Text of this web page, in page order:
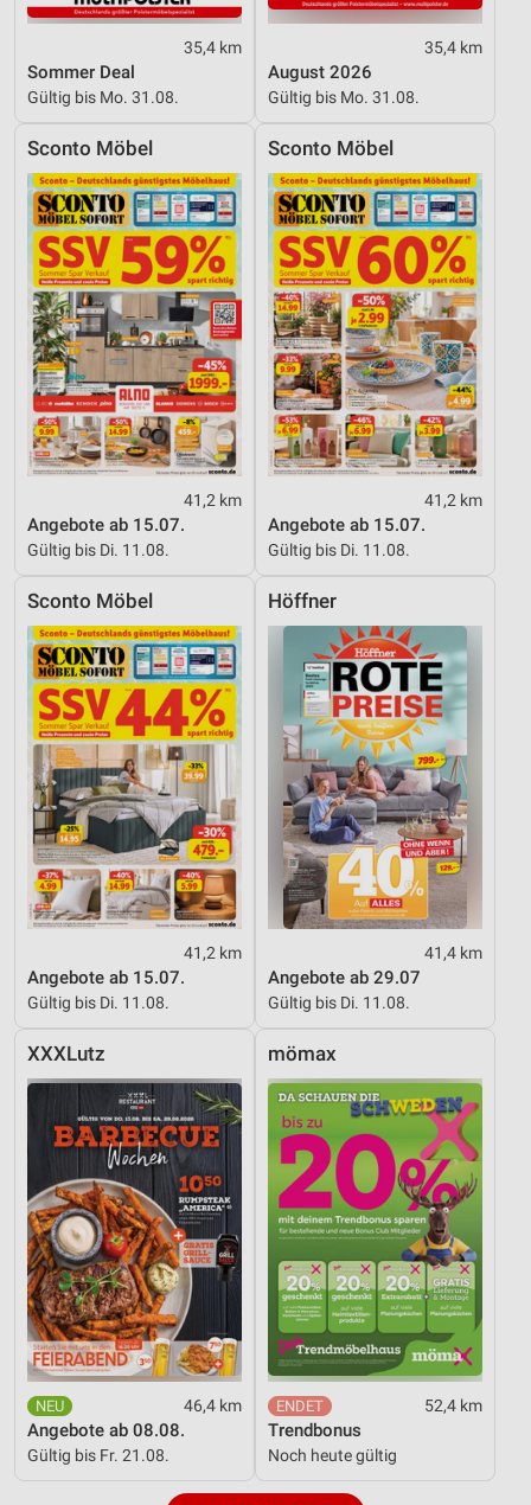
35,4 km
Sommer Deal
Gültig bis Mo. 31.08.
35,4 km
August 2026
Gültig bis Mo. 31.08.
Sconto Möbel
41,2 km
Angebote ab 15.07.
Gültig bis Di. 11.08.
Sconto Möbel
41,2 km
Angebote ab 15.07.
Gültig bis Di. 11.08.
Sconto Möbel
41,2 km
Angebote ab 15.07.
Gültig bis Di. 11.08.
Höffner
41,4 km
Angebote ab 29.07
Gültig bis Di. 11.08.
XXXLutz
46,4 km
Angebote ab 08.08.
Gültig bis Fr. 21.08.
mömax
52,4 km
Trendbonus
Noch heute gültig